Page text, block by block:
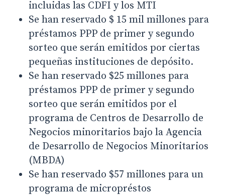
incluidas las CDFI y los MTI
Se han reservado $ 15 mil millones para
préstamos PPP de primer y segundo
sorteo que serán emitidos por ciertas
pequeñas instituciones de depósito.
Se han reservado $25 millones para
préstamos PPP de primer y segundo
sorteo que serán emitidos por el
programa de Centros de Desarrollo de
Negocios minoritarios bajo la Agencia
de Desarrollo de Negocios Minoritarios
(MBDA)
Se han reservado $57 millones para un
programa de micropréstos